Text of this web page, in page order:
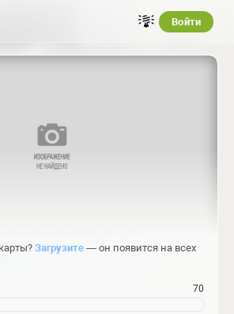
Войти
Загрузите — он появится на всех
70